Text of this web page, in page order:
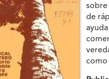
sobre
de
como